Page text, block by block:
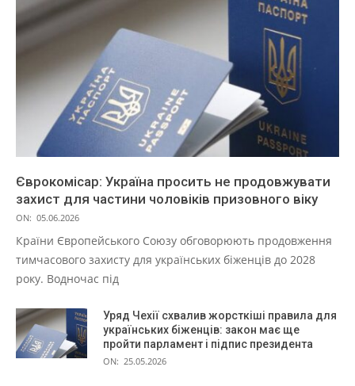
Єврокомісар: Україна просить не продовжувати
захист для частини чоловіків призовного віку
ON: 05.06.2026
Країни Європейського Союзу обговорюють продовження
тимчасового захисту для українських біженців до 2028
року. Водночас під
Уряд Чехії схвалив жорсткіші правила для
українських біженців: закон має ще
пройти парламент і підпис президента
ON: 25.05.2026